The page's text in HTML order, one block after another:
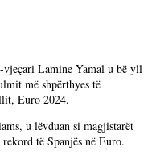
vjeçari Lamine Yamal u bë yll
më shpërthyes të
Euro 2024.
u lëvduan si magjistarët
të Spanjës në Euro.